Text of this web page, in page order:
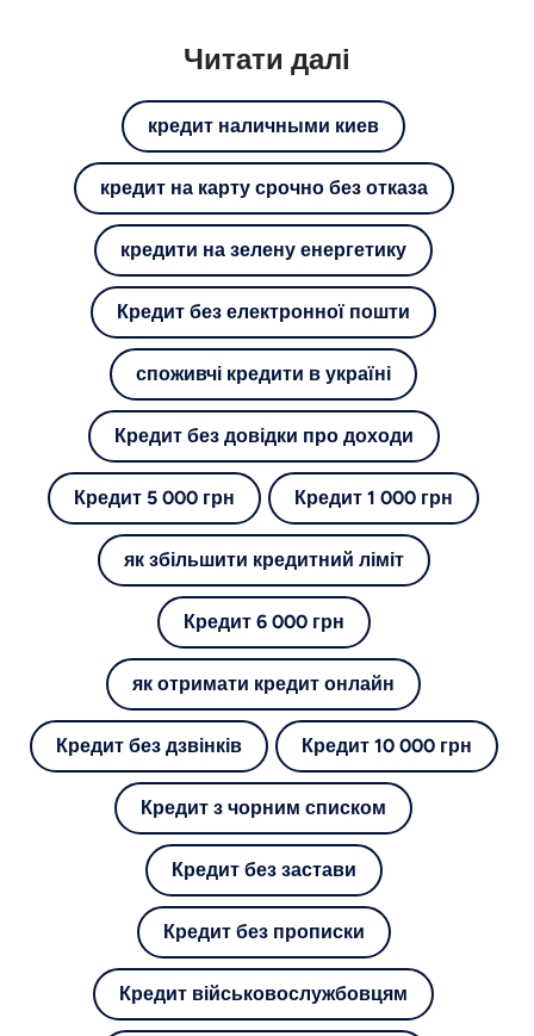
Читати далі
кредит наличными киев
кредит на карту срочно без отказа
кредити на зелену енергетику
Кредит без електронної пошти
споживчі кредити в україні
Кредит без довідки про доходи
Кредит 5 000 грн Кредит 1 000 грн
як збільшити кредитний ліміт
Кредит 6 000 грн
як отримати кредит онлайн
Кредит без дзвінків Кредит 10 000 грн
Кредит з чорним списком
Кредит без застави
Кредит без прописки
Кредит військовослужбовцям